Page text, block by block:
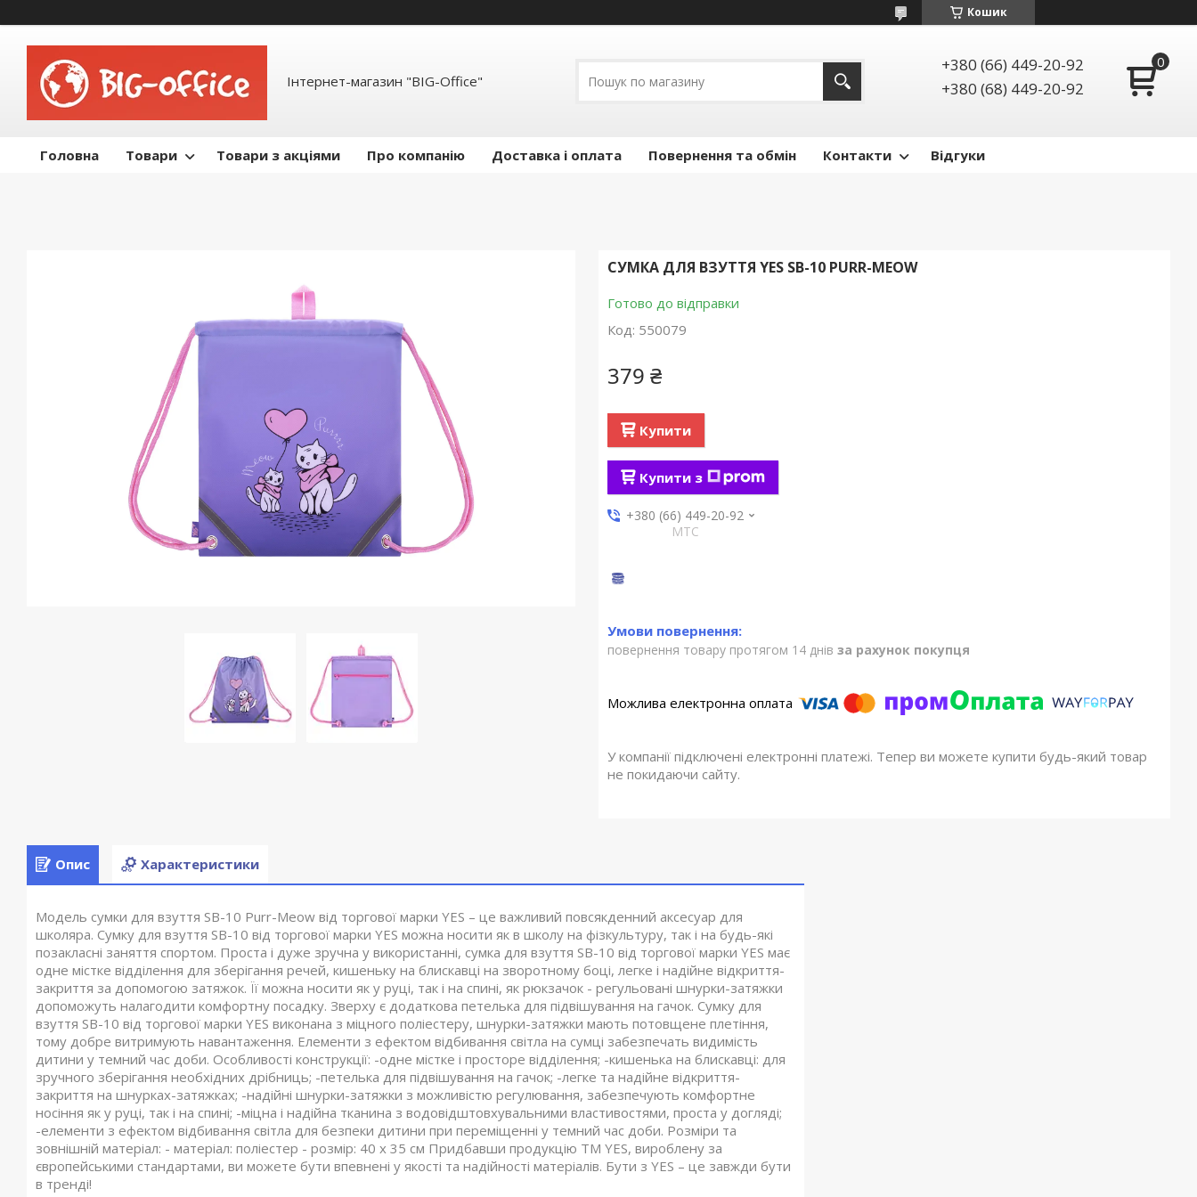
Кошик
Інтернет-магазин "BIG-Office"
+380 (66) 449-20-92
+380 (68) 449-20-92
Головна Товари Товари з акціями Про компанію Доставка і оплата Повернення та обмін Контакти Відгуки
СУМКА ДЛЯ ВЗУТТЯ YES SB-10 PURR-MEOW
Готово до відправки
Код: 550079
379 ₴
Купити
Купити з
+380 (66) 449-20-92
МТС
повернення товару протягом 14 днів за рахунок покупця
У компанії підключені електронні платежі. Тепер ви можете купити будь-який товар
не покидаючи сайту.
Опис Характеристики
Модель сумки для взуття SB-10 Purr-Meow від торгової марки YES – це важливий повсякденний аксесуар для
школяра. Сумку для взуття SB-10 від торгової марки YES можна носити як в школу на фізкультуру, так і на будь-які
позакласні заняття спортом. Проста і дуже зручна у використанні, сумка для взуття SB-10 від торгової марки YES має
одне містке відділення для зберігання речей, кишеньку на блискавці на зворотному боці, легке і надійне відкриття-
закриття за допомогою затяжок. Її можна носити як у руці, так і на спині, як рюкзачок - регульовані шнурки-затяжки
допоможуть налагодити комфортну посадку. Зверху є додаткова петелька для підвішування на гачок. Сумку для
взуття SB-10 від торгової марки YES виконана з міцного поліестеру, шнурки-затяжки мають потовщене плетіння,
тому добре витримують навантаження. Елементи з ефектом відбивання світла на сумці забезпечать видимість
дитини у темний час доби. Особливості конструкції: -одне містке і просторе відділення; -кишенька на блискавці: для
зручного зберігання необхідних дрібниць; -петелька для підвішування на гачок; -легке та надійне відкриття-
закриття на шнурках-затяжках; -надійні шнурки-затяжки з можливістю регулювання, забезпечують комфортне
носіння як у руці, так і на спині; -міцна і надійна тканина з водовідштовхувальними властивостями, проста у догляді;
-елементи з ефектом відбивання світла для безпеки дитини при переміщенні у темний час доби. Розміри та
зовнішній матеріал: - матеріал: поліестер - розмір: 40 х 35 см Придбавши продукцію TM YES, вироблену за
європейськими стандартами, ви можете бути впевнені у якості та надійності матеріалів. Бути з YES – це завжди бути
в тренді!